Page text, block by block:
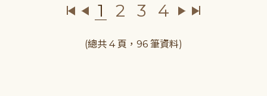
1 2 3 4
(總共 4 頁，96 筆資料)